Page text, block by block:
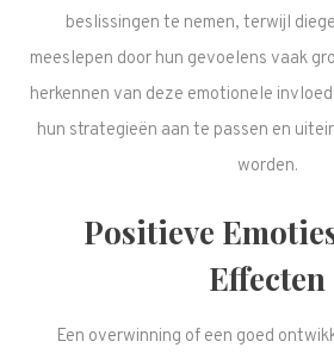
beslissingen te nemen, terwijl
meeslepen door hun gevoelens vaak
herkennen van deze emotionele
hun strategieën aan te passen en
worden.
Positieve
Effecten
Een overwinning of een goed